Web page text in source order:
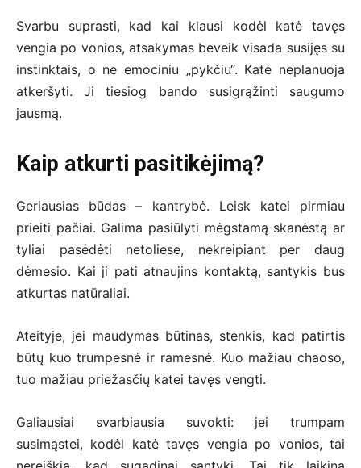
Svarbu suprasti, kad kai klausi kodėl katė tavęs
vengia po vonios, atsakymas beveik visada susijęs su
instinktais, o ne emociniu „pykčiu“. Katė neplanuoja
atkeršyti. Ji tiesiog bando susigrąžinti saugumo
jausmą.
Kaip atkurti pasitikėjimą?
Geriausias būdas – kantrybė. Leisk katei pirmiau
prieiti pačiai. Galima pasiūlyti mėgstamą skanėstą ar
tyliai pasėdėti netoliese, nekreipiant per daug
dėmesio. Kai ji pati atnaujins kontaktą, santykis bus
atkurtas natūraliai.
Ateityje, jei maudymas būtinas, stenkis, kad patirtis
būtų kuo trumpesnė ir ramesnė. Kuo mažiau chaoso,
tuo mažiau priežasčių katei tavęs vengti.
Galiausiai svarbiausia suvokti: jei trumpam
susimąstei, kodėl katė tavęs vengia po vonios, tai